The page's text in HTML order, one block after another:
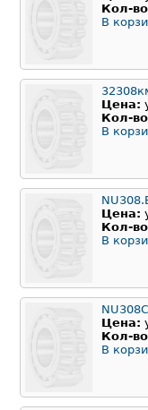
Кол-
В
Цена:
Кол-
В
Цена:
Кол-
В
Цена:
Кол-
В